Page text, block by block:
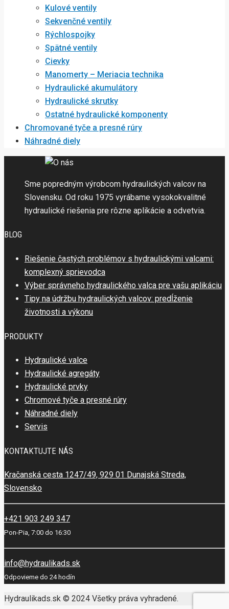
Kulové ventily
Sekvenčné ventily
Rýchlospojky
Spätné ventily
Cievky
Manomerty – Meriacia technika
Hydraulické akumulátory
Hydraulické skrutky
Ostatné hydraulické komponenty
Chromované tyče a presné rúry
Náhradné diely
Sme popredným výrobcom hydraulických valcov na
Slovensku. Od roku 1975 vyrábame vysokokvalitné
hydraulické riešenia pre rôzne aplikácie a odvetvia.
BLOG
Riešenie častých problémov s hydraulickými valcami:
komplexný sprievodca
Výber správneho hydraulického valca pre vašu aplikáciu
Tipy na údržbu hydraulických valcov: predĺženie
životnosti a výkonu
PRODUKTY
Hydraulické valce
Hydraulické agregáty
Hydraulické prvky
Chromové tyče a presné rúry
Náhradné diely
Servis
KONTAKTUJTE NÁS
Kračanská cesta 1247/49, 929 01 Dunajská Streda,
Slovensko
+421 903 249 347
Pon-Pia, 7:00 do 16:30
info@hydraulikads.sk
Odpovieme do 24 hodín
Hydraulikads.sk © 2024 Všetky práva vyhradené.